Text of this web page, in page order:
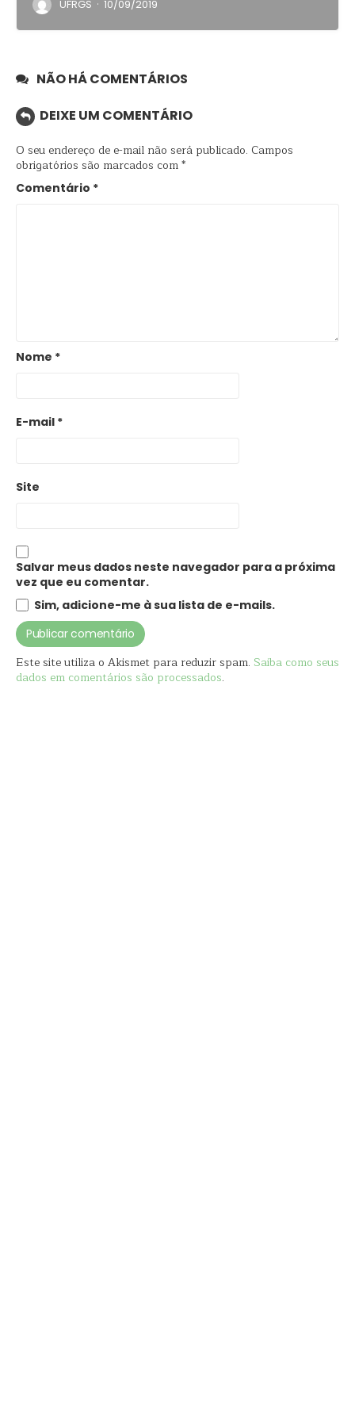
UFRGS · 10/09/2019
NÃO HÁ COMENTÁRIOS
DEIXE UM COMENTÁRIO
O seu endereço de e-mail não será publicado. Campos
obrigatórios são marcados com*
Comentário *
Nome *
E-mail *
Site
Salvar meus dados neste navegador para a próxima
vez que eu comentar.
Sim, adicione-me à sua lista de e-mails.
Este site utiliza o Akismet para reduzir spam. Saiba como seus
dados em comentários são processados.